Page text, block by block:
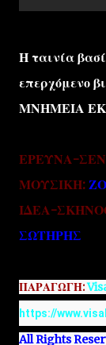
Η ταινία
επερχόμενο
ΜΝΗΜΕΙΑ
ΕΡΕΥΝΑ-
ΜΟΥΣΙΚΗ:
ΙΔΕΑ-
ΣΩΤΗΡΗΣ
ΠΑΡΑΓΩΓΗ:
https://
All Rights